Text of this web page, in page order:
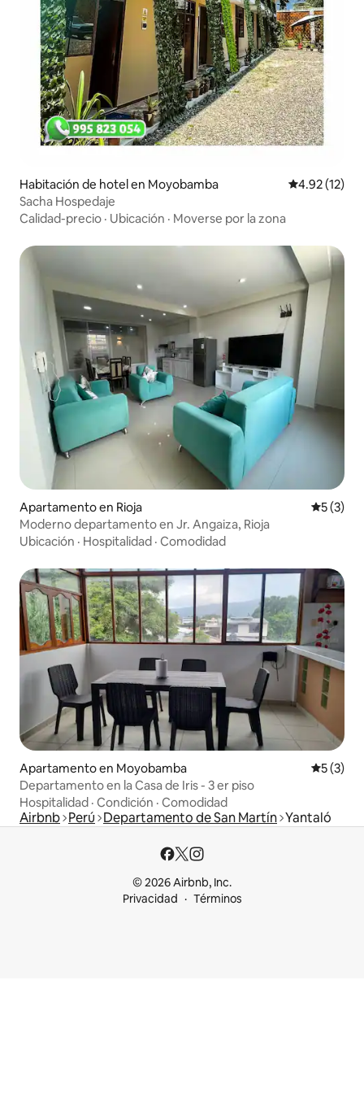
Habitación de hotel en Moyobamba Calificación
4.92 (12)
Sacha Hospedaje
Calidad-precio · Ubicación · Moverse por la zona
Apartamento en Rioja
5 (3)
Moderno departamento en Jr. Angaiza, Rioja
Ubicación · Hospitalidad · Comodidad
Apartamento en Moyobamba
5 (3)
Departamento en la Casa de Iris - 3 er piso
Hospitalidad · Condición · Comodidad
Airbnb Perú Departamento de San Martín Yantaló
© 2026 Airbnb, Inc.
Privacidad
Términos